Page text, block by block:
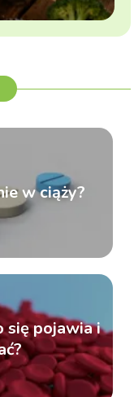
w ciąży?
się pojawia i